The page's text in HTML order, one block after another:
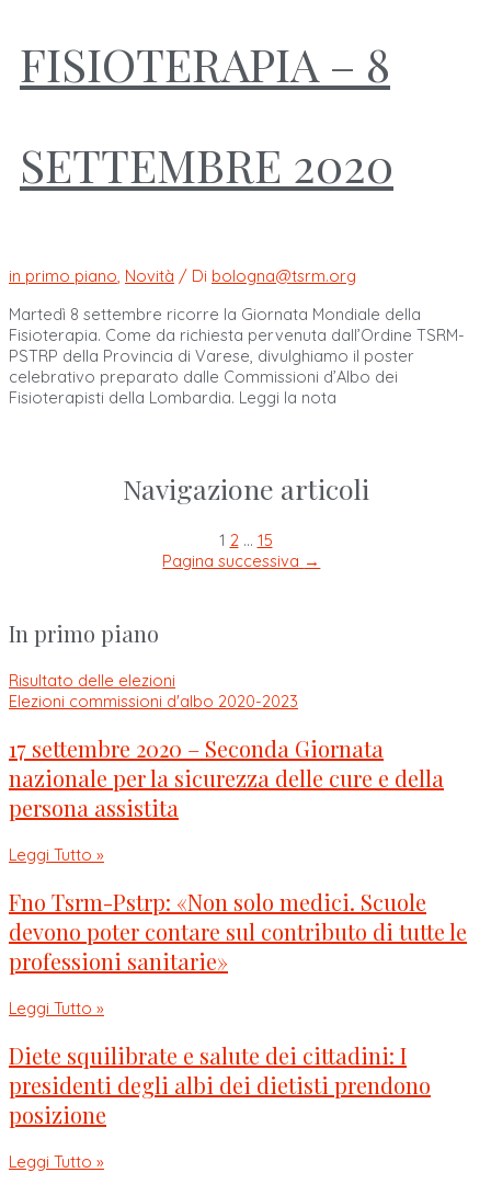
FISIOTERAPIA – 8
SETTEMBRE 2020
in primo piano, Novità / Di bologna@tsrm.org
Martedì 8 settembre ricorre la Giornata Mondiale della
Fisioterapia. Come da richiesta pervenuta dall’Ordine TSRM-
PSTRP della Provincia di Varese, divulghiamo il poster
celebrativo preparato dalle Commissioni d’Albo dei
Fisioterapisti della Lombardia. Leggi la nota
Navigazione articoli
1 2 … 15
Pagina successiva →
In primo piano
Risultato delle elezioni
Elezioni commissioni d'albo 2020-2023
17 settembre 2020 – Seconda Giornata
nazionale per la sicurezza delle cure e della
persona assistita
Leggi Tutto »
Fno Tsrm-Pstrp: «Non solo medici. Scuole
devono poter contare sul contributo di tutte le
professioni sanitarie»
Leggi Tutto »
Diete squilibrate e salute dei cittadini: I
presidenti degli albi dei dietisti prendono
posizione
Leggi Tutto »